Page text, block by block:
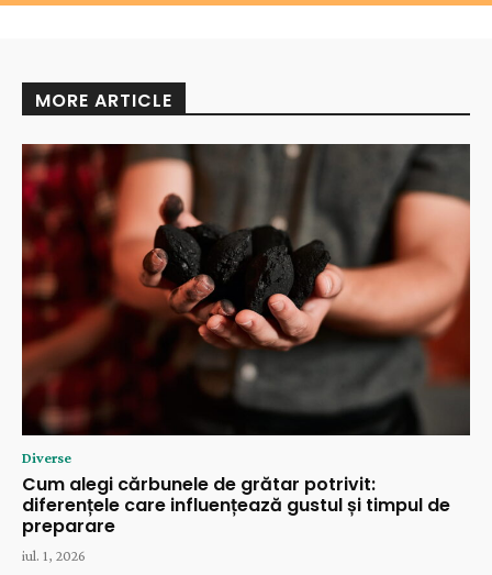
MORE ARTICLE
Diverse
Cum alegi cărbunele de grătar potrivit:
diferențele care influențează gustul și timpul de
preparare
iul. 1, 2026